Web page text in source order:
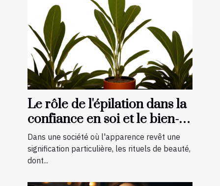
Le rôle de l'épilation dans la
confiance en soi et le bien-
être général
Dans une société où l'apparence revêt une
signification particulière, les rituels de beauté,
dont...